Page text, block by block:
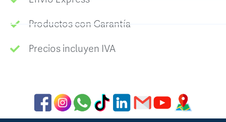
Productos con Garantía
Precios incluyen IVA